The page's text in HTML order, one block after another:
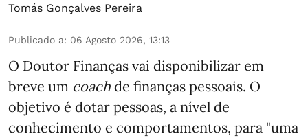
Tomás Gonçalves Pereira
Publicado a: 06 Agosto 2026, 13:13
O Doutor Finanças vai disponibilizar em
breve um coach de finanças pessoais. O
objetivo é dotar pessoas, a nível de
conhecimento e comportamentos, para "uma